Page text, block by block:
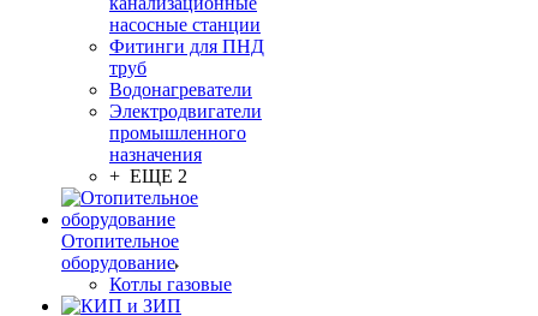
насосные станции
Фитинги для ПНД
труб
Водонагреватели
Электродвигатели
промышленного
назначения
+ ЕЩЕ 2
Отопительное
оборудование
Котлы газовые